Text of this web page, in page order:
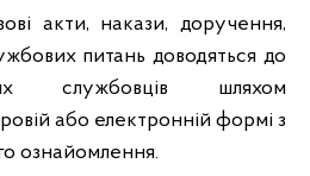
акти, накази, доручення,
питань доводяться до
службовців шляхом
або електронній формі з
ознайомлення.